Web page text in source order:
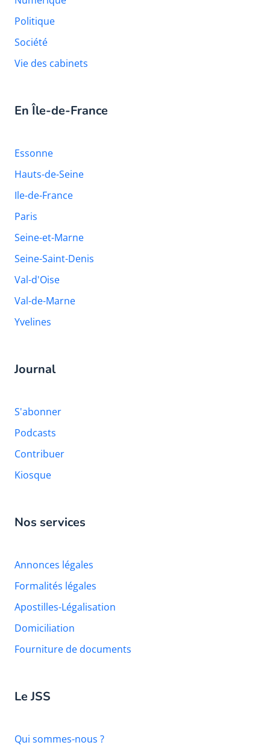
Politique
Société
Vie des cabinets
En Île-de-France
Essonne
Hauts-de-Seine
Ile-de-France
Paris
Seine-et-Marne
Seine-Saint-Denis
Val-d'Oise
Val-de-Marne
Yvelines
Journal
S'abonner
Podcasts
Contribuer
Kiosque
Nos services
Annonces légales
Formalités légales
Apostilles-Légalisation
Domiciliation
Fourniture de documents
Le JSS
Qui sommes-nous ?